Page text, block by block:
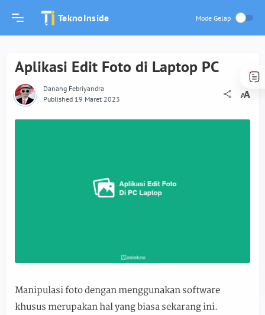
TeknoInside
Aplikasi Edit Foto di Laptop PC
Danang Febriyandra
Published 19 Maret 2023
Manipulasi foto dengan menggunakan software
khusus merupakan hal yang biasa sekarang ini.